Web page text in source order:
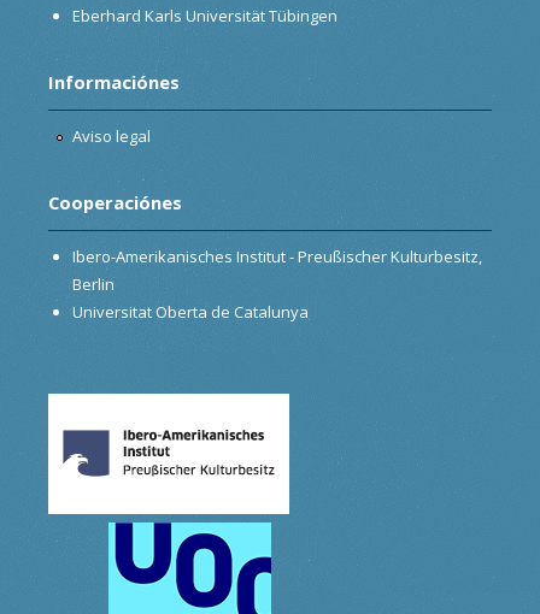
Eberhard Karls Universität Tübingen
Informaciónes
Aviso legal
Cooperaciónes
Ibero-Amerikanisches Institut - Preußischer Kulturbesitz,
Berlin
Universitat Oberta de Catalunya